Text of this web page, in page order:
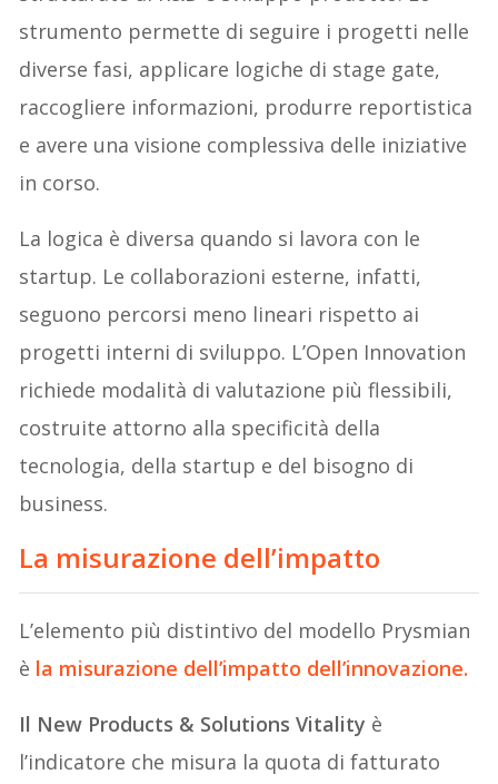
strumento permette di seguire i progetti nelle
diverse fasi, applicare logiche di stage gate,
raccogliere informazioni, produrre reportistica
e avere una visione complessiva delle iniziative
in corso.
La logica è diversa quando si lavora con le
startup. Le collaborazioni esterne, infatti,
seguono percorsi meno lineari rispetto ai
progetti interni di sviluppo. L’Open Innovation
richiede modalità di valutazione più flessibili,
costruite attorno alla specificità della
tecnologia, della startup e del bisogno di
business.
La misurazione dell’impatto
L’elemento più distintivo del modello Prysmian
è la misurazione dell’impatto dell’innovazione.
Il New Products & Solutions Vitality è
l’indicatore che misura la quota di fatturato